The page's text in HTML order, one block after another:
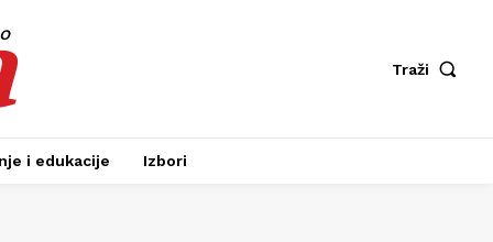
Traži
i edukacije Izbori